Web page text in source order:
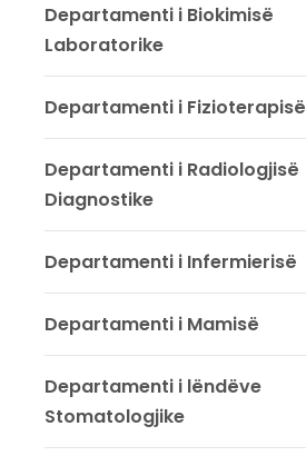
Departamenti i Biokimisë
Laboratorike
Departamenti i Fizioterapisë
Departamenti i Radiologjisë
Diagnostike
Departamenti i Infermierisë
Departamenti i Mamisë
Departamenti i lëndëve
Stomatologjike